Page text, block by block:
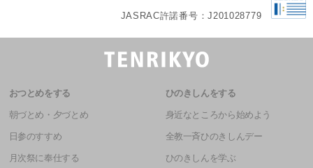
JASRAC許諾番号：J201028779
おつとめをする
朝づとめ・夕づとめ
日参のすすめ
月次祭に奉仕する
ひのきしんをする
身近なところから始めよう
全教一斉ひのきしんデー
ひのきしんを学ぶ